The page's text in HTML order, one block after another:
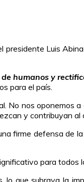
Luis
de humanos y
para el país.
No nos oponemos
y contribuyan al
firme defensa de
para todos
que subraya la